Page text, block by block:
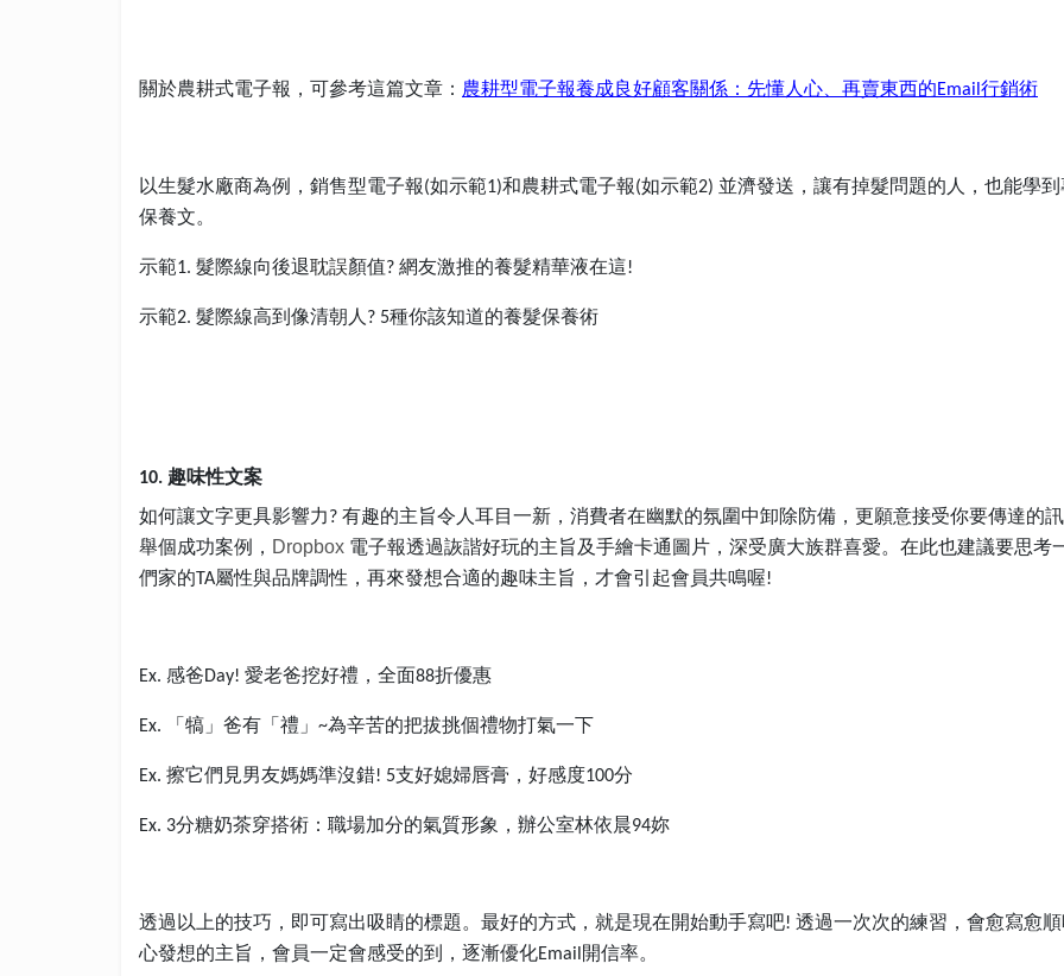
關於農耕式電子報，可參考這篇文章： 農耕型電子報養成良好顧客關係：先懂人心、再賣東西的Email 行銷術
以生髮水廠商為例，銷售型電子報(如示範1)和農耕式電子報(如示範2) 並濟發送，讓有掉髮問題的人，也能學
保養文。
示範1. 髮際線向後退耽誤顏值? 網友激推的養髮精華液在這!
示範2. 髮際線高到像清朝人? 5種你該知道的養髮保養術
10. 趣味性文案
如何讓文字更具影響力? 有趣的主旨令人耳目一新，消費者在幽默的氛圍中卸除防備，更願意接受你要傳達的
舉個成功案例， Dropbox 電子報透過詼諧好玩的主旨及手繪卡通圖片，深受廣大族群喜愛。在此也建議要思考
們家的TA屬性與品牌調性，再來發想合適的趣味主旨，才會引起會員共鳴喔!
Ex. 感爸Day! 愛老爸挖好禮，全面88折優惠
Ex. 「犒」爸有「禮」 ~為辛苦的把拔挑個禮物打氣一下
Ex. 擦它們見男友媽媽準沒錯! 5支好媳婦唇膏，好感度100分
Ex. 3分糖奶茶穿搭術 ： 職場加分的氣質形象，辦公室林依晨94妳
透過以上的技巧，即可寫出吸睛的標題。最好的方式，就是現在開始動手寫吧! 透過一次次的練習，會愈寫愈
心發想的主旨，會員一定會感受的到，逐漸優化Email 開信率。